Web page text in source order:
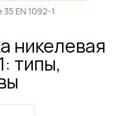
EN 1092-1
никелевая
типы,